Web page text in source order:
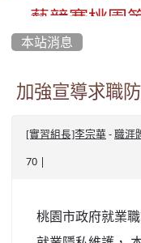
藝競賽桃園
啟英高中-
藝競賽榮獲
第一
北台灣私校
本站消息
加強宣導求職
[實習組長]李宗華 - 職涯
70 |
桃園市政府就業